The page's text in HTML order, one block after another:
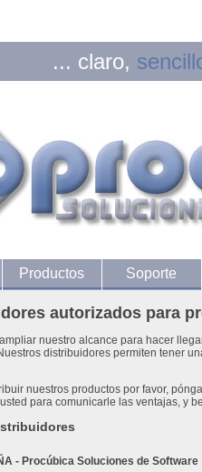
... claro,
Productos Soporte
autorizados para
nuestro alcance para hacer
distribuidores permiten tener
nuestros productos por favor,
para comunicarle las ventajas, y
- Procúbica Soluciones de Software